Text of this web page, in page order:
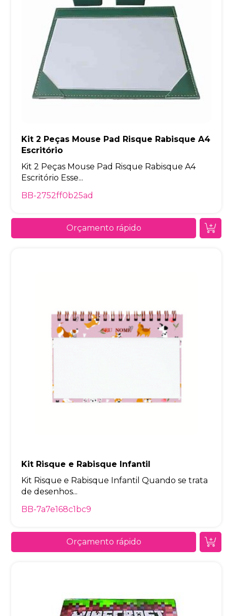
Kit 2 Peças Mouse Pad Risque Rabisque A4
Escritório
Kit 2 Peças Mouse Pad Risque Rabisque A4
Escritório Esse...
BB-2752ff0b25ad
Orçamento rápido
Kit Risque e Rabisque Infantil
Kit Risque e Rabisque Infantil Quando se trata
de desenhos...
BB-7a7e168c1bc9
Orçamento rápido